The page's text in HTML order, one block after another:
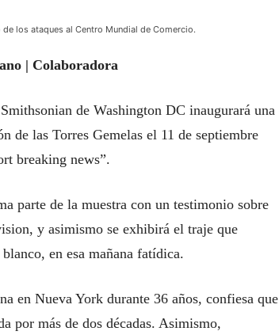
los ataques al Centro Mundial de Comercio.
| Colaboradora
de Washington DC inaugurará una
de las Torres Gemelas el 11 de septiembre
breaking news”.
parte de la muestra con un testimonio sobre
y asimismo se exhibirá el traje que
en esa mañana fatídica.
en Nueva York durante 36 años, confiesa que
por más de dos décadas. Asimismo,